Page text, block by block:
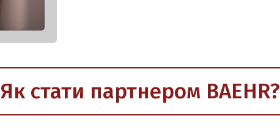
Як стати партнером BAEHR?